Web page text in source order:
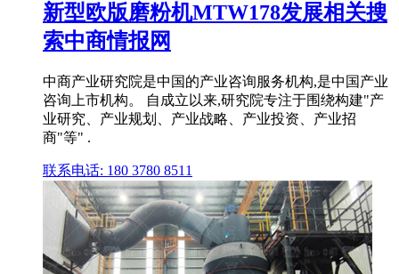
新型欧版磨粉机MTW178发展相关搜
索中商情报网
中商产业研究院是中国的产业咨询服务机构,是中国产业
咨询上市机构。 自成立以来,研究院专注于围绕构建"产
业研究、产业规划、产业战略、产业投资、产业招
商"等" .
联系电话: 180 3780 8511